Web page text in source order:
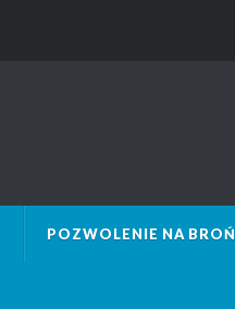
POZWOLENIE NA BROŃ